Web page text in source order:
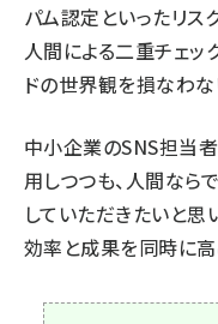
パム認定といったリス
人間による二重チェッ
ドの世界観を損なわ
中小企業のSNS担当
用しつつも、人間な
していただきたいと思
効率と成果を同時に高